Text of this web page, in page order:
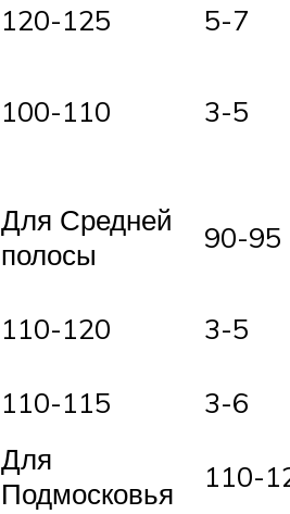
120-125 5-7
100-110 3-5
Для Средней
полосы
90-95
110-120 3-5
110-115 3-6
Для
Подмосковья
110-